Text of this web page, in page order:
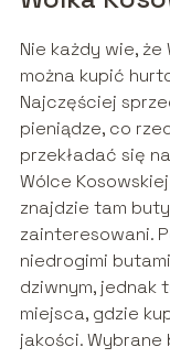
Nie każdy wie,
można kupić
Najczęściej
pieniądze, co
przekładać się
Wólce
znajdzie tam
zainteresowani.
niedrogimi
dziwnym, jednak
miejsca, gdzie
jakości. Wybrane